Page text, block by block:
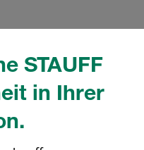
STAUFF
in Ihrer
und kann vom